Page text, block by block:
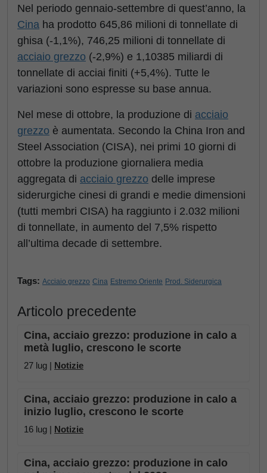
Nel periodo gennaio-settembre di quest’anno, la
Cina ha prodotto 645,86 milioni di tonnellate di
ghisa (-1,1%), 746,25 milioni di tonnellate di
acciaio grezzo (-2,9%) e 1,10385 miliardi di
tonnellate di acciai finiti (+5,4%). Tutte le
variazioni sono espresse su base annua.
Nel mese di ottobre, la produzione di acciaio
grezzo è aumentata. Secondo la China Iron and
Steel Association (CISA), nei primi 10 giorni di
ottobre la produzione giornaliera media
aggregata di acciaio grezzo delle imprese
siderurgiche cinesi di grandi e medie dimensioni
(tutti membri CISA) ha raggiunto i 2.032 milioni
di tonnellate, in aumento del 7,5% rispetto
all’ultima decade di settembre.
Tags: Acciaio grezzo Cina Estremo Oriente Prod. Siderurgica
Articolo precedente
Cina, acciaio grezzo: produzione in calo a
metà luglio, crescono le scorte
27 lug | Notizie
Cina, acciaio grezzo: produzione in calo a
inizio luglio, crescono le scorte
16 lug | Notizie
Cina, acciaio grezzo: produzione in calo